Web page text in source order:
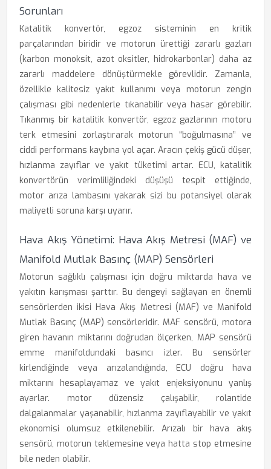
Sorunları
Katalitik konvertör, egzoz sisteminin en kritik
parçalarından biridir ve motorun ürettiği zararlı gazları
(karbon monoksit, azot oksitler, hidrokarbonlar) daha az
zararlı maddelere dönüştürmekle görevlidir. Zamanla,
özellikle kalitesiz yakıt kullanımı veya motorun zengin
çalışması gibi nedenlerle tıkanabilir veya hasar görebilir.
Tıkanmış bir katalitik konvertör, egzoz gazlarının motoru
terk etmesini zorlaştırarak motorun “boğulmasına” ve
ciddi performans kaybına yol açar. Aracın çekiş gücü düşer,
hızlanma zayıflar ve yakıt tüketimi artar. ECU, katalitik
konvertörün verimliliğindeki düşüşü tespit ettiğinde,
motor arıza lambasını yakarak sizi bu potansiyel olarak
maliyetli soruna karşı uyarır.
Hava Akış Yönetimi: Hava Akış Metresi (MAF) ve
Manifold Mutlak Basınç (MAP) Sensörleri
Motorun sağlıklı çalışması için doğru miktarda hava ve
yakıtın karışması şarttır. Bu dengeyi sağlayan en önemli
sensörlerden ikisi Hava Akış Metresi (MAF) ve Manifold
Mutlak Basınç (MAP) sensörleridir. MAF sensörü, motora
giren havanın miktarını doğrudan ölçerken, MAP sensörü
emme manifoldundaki basıncı izler. Bu sensörler
kirlendiğinde veya arızalandığında, ECU doğru hava
miktarını hesaplayamaz ve yakıt enjeksiyonunu yanlış
ayarlar. motor düzensiz çalışabilir, rolantide
dalgalanmalar yaşanabilir, hızlanma zayıflayabilir ve yakıt
ekonomisi olumsuz etkilenebilir. Arızalı bir hava akış
sensörü, motorun teklemesine veya hatta stop etmesine
bile neden olabilir.